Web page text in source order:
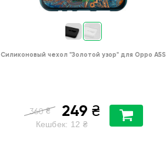
Силиконовый чехол "Золотой узор" для Oppo A5S
360 ₴ 249 ₴
Кешбек: 12 ₴